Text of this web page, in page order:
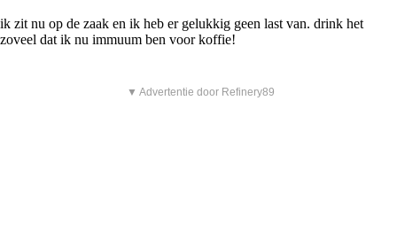
ik zit nu op de zaak en ik heb er gelukkig geen last van. drink het
zoveel dat ik nu immuum ben voor koffie!
▼ Advertentie door Refinery89